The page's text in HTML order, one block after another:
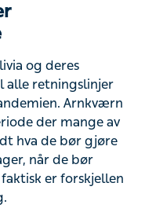
og deres
alle retningslinjer
Arnkværn
der mange av
hva de bør gjøre
når de bør
er forskjellen